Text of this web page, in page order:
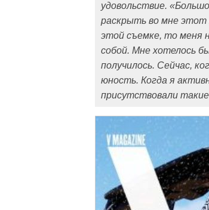
удовольствие.
раскрыть во мне этот
этой съемке, то меня
собой. Мне хотелось
получилось. Сейчас,
юность. Когда я
присутствовали